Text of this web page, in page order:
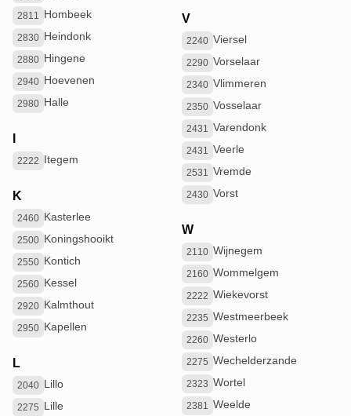
2811 Hombeek
2830 Heindonk
2880 Hingene
2940 Hoevenen
2980 Halle
2222 Itegem
K
2460 Kasterlee
2500 Koningshooikt
2550 Kontich
2560 Kessel
2920 Kalmthout
2950 Kapellen
L
2040 Lillo
2275 Lille
V
2240 Viersel
2290 Vorselaar
2340 Vlimmeren
2350 Vosselaar
2431 Varendonk
2431 Veerle
2531 Vremde
2430 Vorst
W
2110 Wijnegem
2160 Wommelgem
2222 Wiekevorst
2235 Westmeerbeek
2260 Westerlo
2275 Wechelderzande
2323 Wortel
2381 Weelde